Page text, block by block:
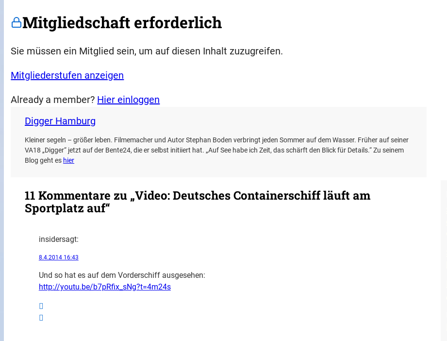
Mitgliedschaft erforderlich
Sie müssen ein Mitglied sein, um auf diesen Inhalt zuzugreifen.
Mitgliederstufen anzeigen
Already a member? Hier einloggen
Digger Hamburg
Kleiner segeln – größer leben. Filmemacher und Autor Stephan Boden verbringt jeden Sommer auf dem Wasser. Früher auf seiner
VA18 „Digger“ jetzt auf der Bente24, die er selbst initiiert hat. „Auf See habe ich Zeit, das schärft den Blick für Details.“ Zu seinem
Blog geht es hier
11 Kommentare zu „Video: Deutsches Containerschiff läuft am
Sportplatz auf“
insidersagt:
8.4.2014 16:43
Und so hat es auf dem Vorderschiff ausgesehen:
http://youtu.be/b7pRfix_sNg?t=4m24s